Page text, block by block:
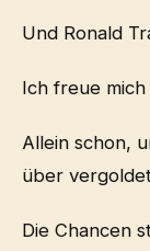
Und Ronald
Ich freue
Allein schon,
über
Die Chancen